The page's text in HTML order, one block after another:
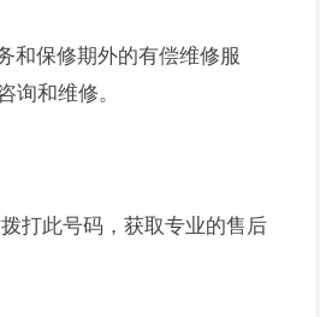
和保修期外的有偿维修服
询和维修。
打此号码，获取专业的售后